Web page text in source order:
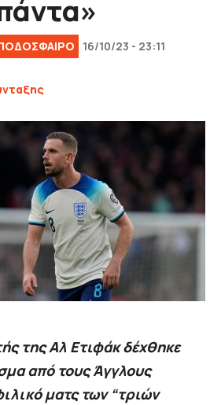
16/10/23 - 23:11
της Αλ Ετιφάκ δέχθηκε
από τους Άγγλους
ματς των “τριών